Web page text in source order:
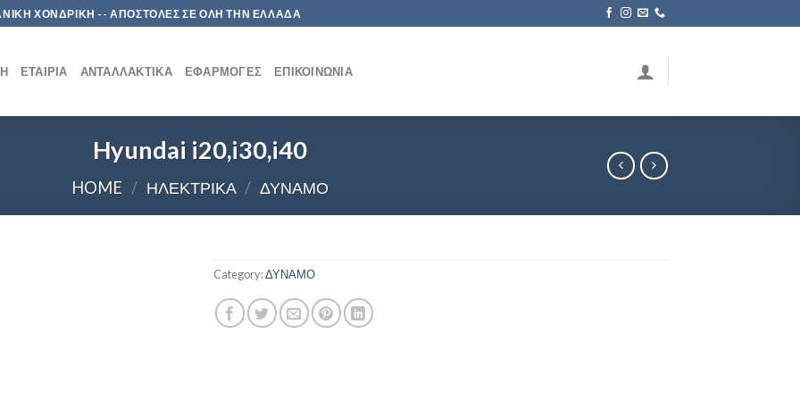
ΧΟΝΔΡΙΚΗ -- ΑΠΟΣΤΟΛΕΣ ΣΕ ΟΛΗ ΤΗΝ ΕΛΛΑΔΑ
ΕΤΑΙΡΊΑ ΑΝΤΑΛΛΑΚΤΙΚΆ ΕΦΑΡΜΟΓΈΣ ΕΠΙΚΟΙΝΩΝΊΑ
Hyundai i20,i30,i40
HOME / ΗΛΕΚΤΡΙΚΑ / ΔΥΝΑΜΟ
Category:ΔΥΝΑΜΟ